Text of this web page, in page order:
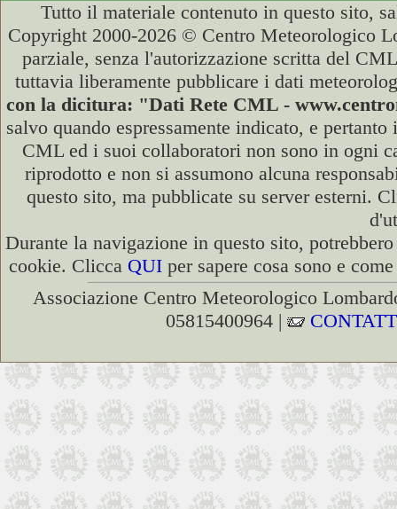
Tutto il materiale contenuto in questo sito,
Copyright 2000-2026 © Centro Meteorologico
parziale, senza l'autorizzazione scritta del
tuttavia liberamente pubblicare i dati
con la dicitura: "Dati Rete CML -
salvo quando espressamente indicato, e
CML ed i suoi collaboratori non sono in ogni
riprodotto e non si assumono alcuna
questo sito, ma pubblicate su server esterni.
Durante la navigazione in questo sito,
cookie. Clicca QUI per sapere cosa sono e
Associazione Centro Meteorologico
05815400964 |